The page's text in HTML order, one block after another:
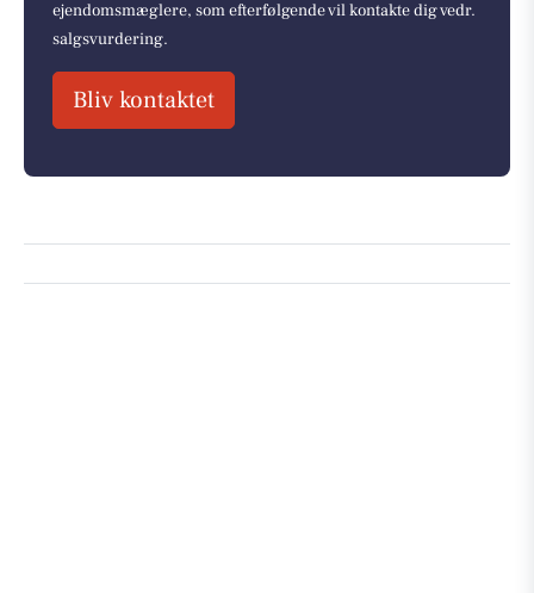
ejendomsmæglere, som efterfølgende vil kontakte dig vedr.
salgsvurdering.
Bliv kontaktet